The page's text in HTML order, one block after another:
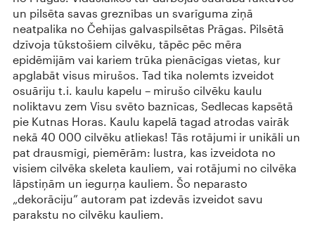
un pilsēta savas greznības un svarīguma ziņā
neatpalika no Čehijas galvaspilsētas Prāgas. Pilsētā
dzīvoja tūkstošiem cilvēku, tāpēc pēc mēra
epidēmijām vai kariem trūka pienācīgas vietas, kur
apglabāt visus mirušos. Tad tika nolemts izveidot
osuāriju t.i. kaulu kapelu – mirušo cilvēku kaulu
noliktavu zem Visu svēto baznīcas, Sedlecas kapsētā
pie Kutnas Horas. Kaulu kapelā tagad atrodas vairāk
nekā 40 000 cilvēku atliekas! Tās rotājumi ir unikāli un
pat drausmīgi, piemērām: lustra, kas izveidota no
visiem cilvēka skeleta kauliem, vai rotājumi no cilvēka
lāpstiņām un iegurņa kauliem. Šo neparasto
„dekorāciju” autoram pat izdevās izveidot savu
parakstu no cilvēku kauliem.